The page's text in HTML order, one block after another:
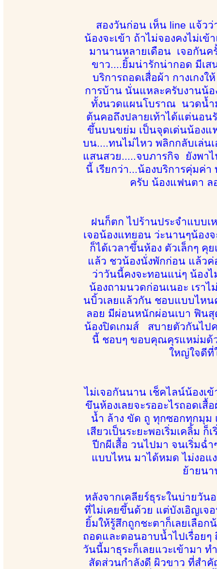
สองวันก่อน เห็น line แจ้ว
น้องจะเข้า ถ้าไม่จองคงไม่เ
มานานหลายเดือน เจอกันค
ขาว....ยิ้มน่ารักน่ากอด มีเ
บริการถอดเสื่อผ้า กางเกง
การบ้าน นั่นแหละครับงานน้
ทั้งนวดแผนโบราณ นวดน้ำ
ต้นคอถึงปลายเท้าได้แต่นอน
ขึ้นบนขย่ม เป็นจุดเด่นน้องแ
บน....ทนไม่ไหว พลิกกลับเล่น
แสนสวย.....จบภารกิจ ยังพา
นี้ เรียกว่า...น้องบริการคุ่ม
ครับ น้องแฟนตา ล
ฝนก็ตก ไปร้านประจำแบบเ
เจอน้องแทยอน ว่ะนานๆน้อง
ก็ได้เวลาขึ้นห้อง ตัวเล็กๆ
แล้ว ชวน้องนั่งพักก่อน แล้ว
ว่าวันนี้คงจะทอนแน่ๆ น้อง
น้องถามนวดก่อนเนอะ เรา
นบิ้วเลยแล้วกัน ชอบแบบไห
ลอย มีผ่อนหนักผ่อนเบา ฟิน
น้องปิดเกมส์ สบายตัวกันไป
นี้ ชอบๆ ขอบคุณคุรแหม่มด้
ใหญ่ใจดีที่
ไม่เจอกันนาน เช็คไลน์น้องเ
ขึนห้องเลยจะรออะไรถอดเ
น้ำ ล้าง ขัด ถู ทุกซอกทุกมุม
เสียวเป็นระยะพอเริ่มเคลิ้ม
ปีกผีเสื้อ วนไปมา จนเริ่มฉ่
แบบไหน มาได้หมด ไม่งอแ
ย้ายนา
หลังจากเคลียร์ธุระในบ่ายวัน
ที่ไม่เคยขึ้นด้วย แต่บังเอิญเจ
ยิ้มให้รู้สึกถูกชะตาก็เลยเลือ
ถอดและตอนอาบน้ำไปเรื่อยๆ
วันนี้มาธุระก็เลยแวะเข้ามา
สัดส่วนกำลังดี ผิวขาว ที่สำ